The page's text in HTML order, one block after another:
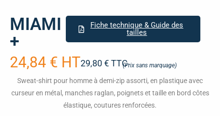
MIAMI
+
Fiche technique & Guide des
tailles
24,84 € HT29,80 € TTC(Prix sans marquage)
Sweat-shirt pour homme à demi-zip assorti, en plastique avec
curseur en métal, manches raglan, poignets et taille en bord côtes
élastique, coutures renforcées.